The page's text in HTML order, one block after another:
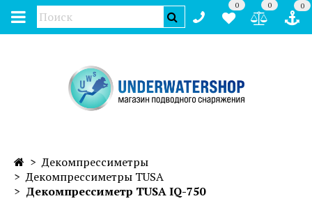
0 0 0
Декомпрессиметры
Декомпрессиметры TUSA
Декомпрессиметр TUSA IQ-750